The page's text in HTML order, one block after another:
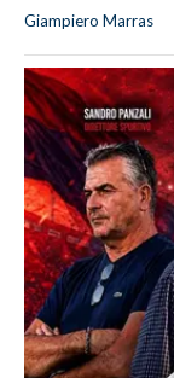
Giampiero Marras